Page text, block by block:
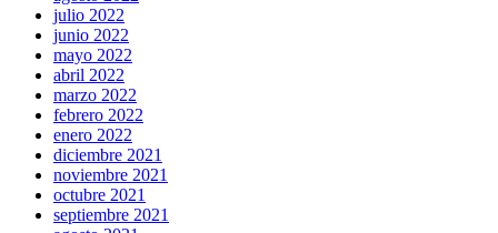
julio 2022
junio 2022
mayo 2022
abril 2022
marzo 2022
febrero 2022
enero 2022
diciembre 2021
noviembre 2021
octubre 2021
septiembre 2021